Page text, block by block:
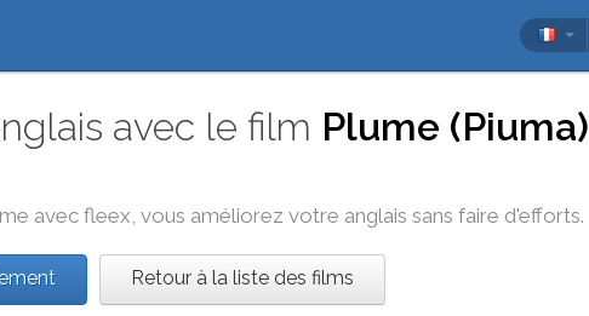
avec le film Plume (Piuma)
avecfleex, vous améliorez votre anglais sans faire d'efforts.
Retour à la liste des films